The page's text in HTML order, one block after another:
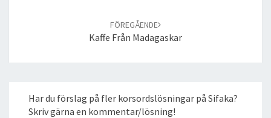
FÖREGÅENDE
Kaffe Från Madagaskar
Har du förslag på fler korsordslösningar på Sifaka?
Skriv gärna en kommentar/lösning!